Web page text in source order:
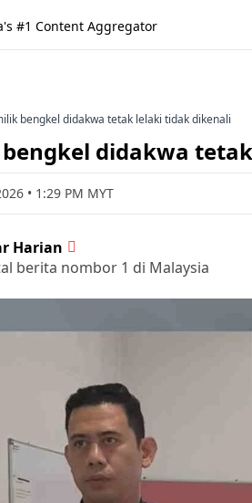
#1 Content Aggregator
bengkel didakwa tetak lelaki tidak dikenali
didakwa
• 1:29 PM MYT
Harian
berita nombor 1 di Malaysia